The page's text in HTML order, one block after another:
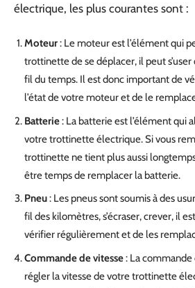
électrique, les plus courantes sont :
Moteur: Le moteur est l’élément qui
trottinette de se déplacer, il peut
fil du temps. Il est donc important de
l’état de votre moteur et de le
Batterie: La batterie est l’élément qui
votre trottinette électrique. Si vous
trottinette ne tient plus aussi
être temps de remplacer la batterie.
Pneu: Les pneus sont soumis à des
fil des kilomètres, s’écraser, crever, il
vérifier régulièrement et de les
Commande de vitesse: La
régler la vitesse de votre trottinette